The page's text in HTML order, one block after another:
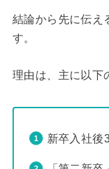
結論から先に伝え
す。
理由は、主に以下
新卒入社後